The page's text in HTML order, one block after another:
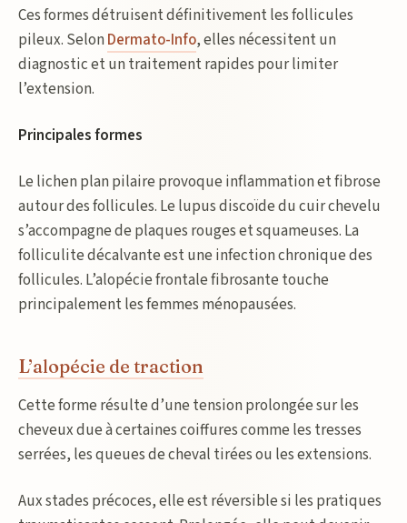
Ces formes détruisent définitivement les follicules
pileux. SelonDermato-Info, elles nécessitent un
diagnostic et un traitement rapides pour limiter
l’extension.
Principales formes
Le lichen plan pilaire provoque inflammation et fibrose
autour des follicules. Le lupus discoïde du cuir chevelu
s’accompagne de plaques rouges et squameuses. La
folliculite décalvante est une infection chronique des
follicules. L’alopécie frontale fibrosante touche
principalement les femmes ménopausées.
L’alopécie de traction
Cette forme résulte d’une tension prolongée sur les
cheveux due à certaines coiffures comme les tresses
serrées, les queues de cheval tirées ou les extensions.
Aux stades précoces, elle est réversible si les pratiques